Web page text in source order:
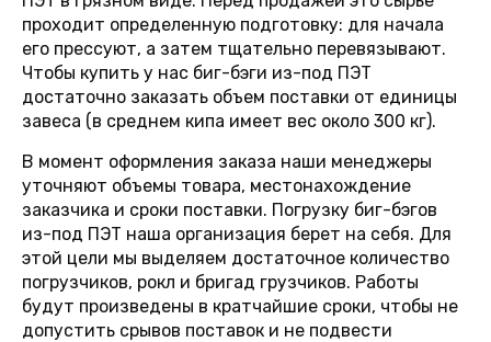
проходит определенную подготовку: для начала
его прессуют, а затем тщательно перевязывают.
Чтобы купить у нас биг-бэги из-под ПЭТ
достаточно заказать объем поставки от единицы
завеса (в среднем кипа имеет вес около 300 кг).
В момент оформления заказа наши менеджеры
уточняют объемы товара, местонахождение
заказчика и сроки поставки. Погрузку биг-бэгов
из-под ПЭТ наша организация берет на себя. Для
этой цели мы выделяем достаточное количество
погрузчиков, рокл и бригад грузчиков. Работы
будут произведены в кратчайшие сроки, чтобы не
допустить срывов поставок и не подвести